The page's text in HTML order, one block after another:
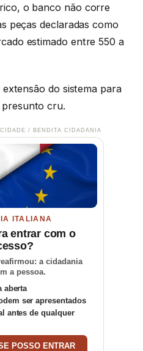
o banco não corre
peças declaradas como
estimado entre 550 a
do sistema para
cru.
/ BENDITA CIDADANIA
ITALIANA
entrar com o
a cidadania
a pessoa.
aberta
ser apresentados
antes de qualquer
POSSO ENTRAR